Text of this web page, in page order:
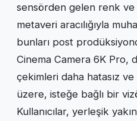
sensörden gelen renk ve
metaveri aracılığıyla
bunları post
Cinema Camera 6K Pro,
çekimleri daha hatasız
üzere, isteğe bağlı bir
Kullanıcılar, yerleşik